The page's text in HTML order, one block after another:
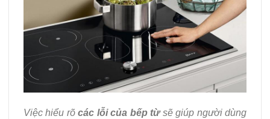
Việc hiểu rõcác lỗi của bếp từsẽ giúp người dùng